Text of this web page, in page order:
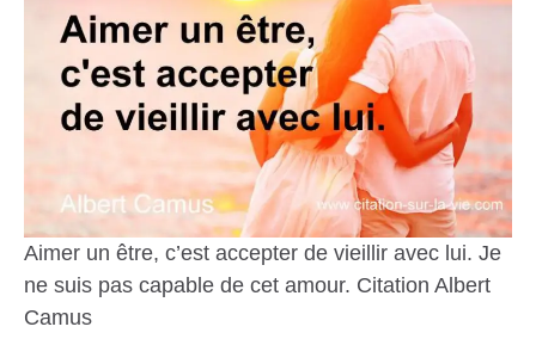
Aimer un être, c’est accepter de vieillir avec lui. Je
ne suis pas capable de cet amour. Citation Albert
Camus